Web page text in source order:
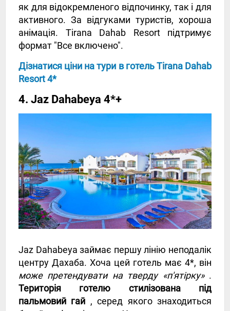
як для відокремленого відпочинку, так і для
активного. За відгуками туристів, хороша
анімація. Tirana Dahab Resort підтримує
формат "Все включено".
Дізнатися ціни на тури в готель Tirana Dahab
Resort 4*
4. Jaz Dahabeya 4*+
Jaz Dahabeya займає першу лінію неподалік
центру Дахаба. Хоча цей готель має 4*, він
може претендувати на тверду «п'ятірку».
Територія готелю стилізована під
пальмовий гай , серед якого знаходиться